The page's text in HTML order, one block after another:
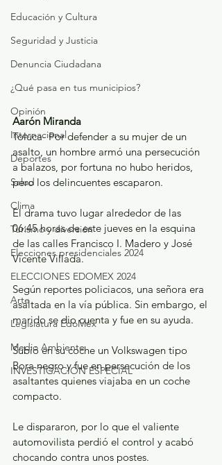
Educación y Cultura
Seguridad y Justicia
Denuncia Ciudadana
¿Qué pasa en tus municipios?
Opinión
Internacional
Deportes
Salud
Clima
Turismo y diversión
Elecciones presidenciales 2024
ELECCIONES EDOMEX 2024
Arte
Legislatura EdoMéx
Medio Ambiente
INVESTIGACIÓN ESPECIAL
Aarón Miranda
Toluca- Por defender a su mujer de un
asalto, un hombre armó una persecución
a balazos, por fortuna no hubo heridos,
pero los delincuentes escaparon.
El drama tuvo lugar alrededor de las
06:45 horas de este jueves en la esquina
de las calles Francisco I. Madero y José
Vicente Villada.
Según reportes policiacos, una señora era
asaltada en la vía pública. Sin embargo, el
marido se dio cuenta y fue en su ayuda.
Subió en su coche un Volkswagen tipo
Bora negro y fue en persecución de los
asaltantes quienes viajaba en un coche
compacto.
Le dispararon, por lo que el valiente
automovilista perdió el control y acabó
chocando contra unos postes.